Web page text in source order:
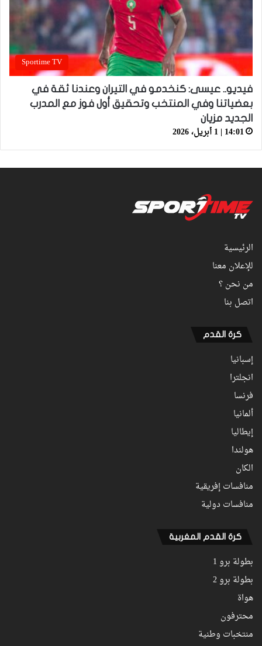
Sportime TV
فيديو.. عيسى: كنخدمو في التيران وعندنا ثقة في
بعضياتنا وفي المنتخب وتحقيق أول فوز مع المدرب
الجديد مزيان
14:01 | 1 أبريل، 2026
الرئيسية
للإعلان معنا
من نحن ؟
اتصل بنا
كرة القدم
إسبانيا
انجلترا
فرنسا
ألمانيا
إيطاليا
هولندا
الكان
منافسات إفريقية
منافسات دولية
كرة القدم المغربية
بطولة برو 1
بطولة برو 2
هواة
محترفون
منتخبات وطنية